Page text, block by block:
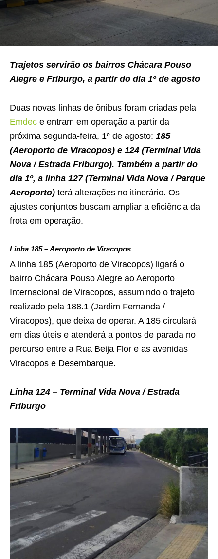
Trajetos servirão os bairros Chácara Pouso
Alegre e Friburgo, a partir do dia 1º de agosto
Duas novas linhas de ônibus foram criadas pela
Emdec e entram em operação a partir da
próxima segunda-feira, 1º de agosto: 185
(Aeroporto de Viracopos) e 124 (Terminal Vida
Nova / Estrada Friburgo). Também a partir do
dia 1º, a linha 127 (Terminal Vida Nova / Parque
Aeroporto) terá alterações no itinerário. Os
ajustes conjuntos buscam ampliar a eficiência da
frota em operação.
Linha 185 – Aeroporto de Viracopos
A linha 185 (Aeroporto de Viracopos) ligará o
bairro Chácara Pouso Alegre ao Aeroporto
Internacional de Viracopos, assumindo o trajeto
realizado pela 188.1 (Jardim Fernanda /
Viracopos), que deixa de operar. A 185 circulará
em dias úteis e atenderá a pontos de parada no
percurso entre a Rua Beija Flor e as avenidas
Viracopos e Desembarque.
Linha 124 – Terminal Vida Nova / Estrada
Friburgo